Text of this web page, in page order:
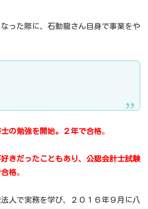
った際に、石動龍さん自身で事業をや
の勉強を開始。２年で合格。
きだったこともあり、公認会計士試験
格。
人で実務を学び、２０１６年９月に八